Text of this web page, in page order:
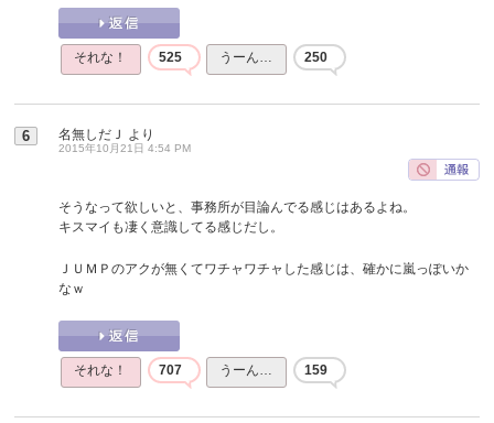
それな！ 525 うーん… 250
6 名無しだＪ より
2015年10月21日 4:54 PM
そうなって欲しいと、事務所が目論んでる感じはあるよね。
キスマイも凄く意識してる感じだし。
ＪＵＭＰのアクが無くてワチャワチャした感じは、確かに嵐っぽいか
なｗ
それな！ 707 うーん… 159